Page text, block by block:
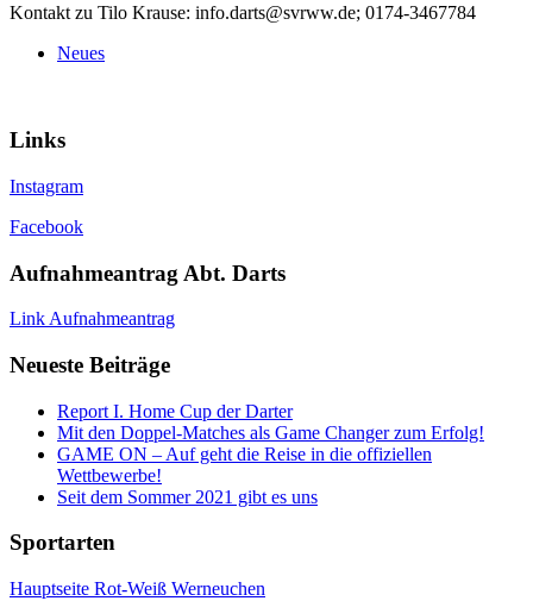
Kontakt zu Tilo Krause: info.darts@svrww.de; 0174-3467784
Neues
Links
Instagram
Facebook
Aufnahmeantrag Abt. Darts
Link Aufnahmeantrag
Neueste Beiträge
Report I. Home Cup der Darter
Mit den Doppel-Matches als Game Changer zum Erfolg!
GAME ON – Auf geht die Reise in die offiziellen
Wettbewerbe!
Seit dem Sommer 2021 gibt es uns
Sportarten
Hauptseite Rot-Weiß Werneuchen